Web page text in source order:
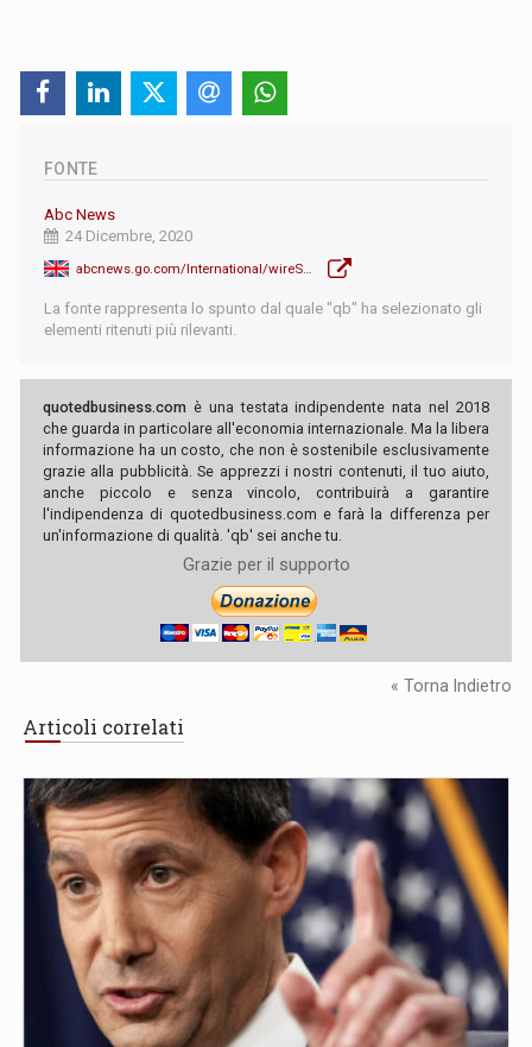
FONTE
Abc News
24 Dicembre, 2020
abcnews.go.com/International/wireStory/turkeys-central-bank-raises-interest-rate-17-74894092
La fonte rappresenta lo spunto dal quale "qb" ha selezionato gli
elementi ritenuti più rilevanti.
quotedbusiness.com è una testata indipendente nata nel 2018
che guarda in particolare all'economia internazionale. Ma la libera
informazione ha un costo, che non è sostenibile esclusivamente
grazie alla pubblicità. Se apprezzi i nostri contenuti, il tuo aiuto,
anche piccolo e senza vincolo, contribuirà a garantire
l'indipendenza di quotedbusiness.com e farà la differenza per
un'informazione di qualità. 'qb' sei anche tu.
Grazie per il supporto
« Torna Indietro
Articoli correlati